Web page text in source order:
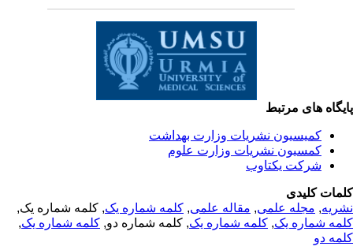
های مرتبط
کمیسیون نشریات وزارت بهداشت
کمسیون نشریات وزارت علوم
شرکت یکتاوب
کلیدی
,مجله علمی, مقاله علمی, کلمه شماره یک, کلمه شماره یک,
شماره یک,کلمه شماره یک, کلمه شماره دو,کلمه شماره یک,
دو